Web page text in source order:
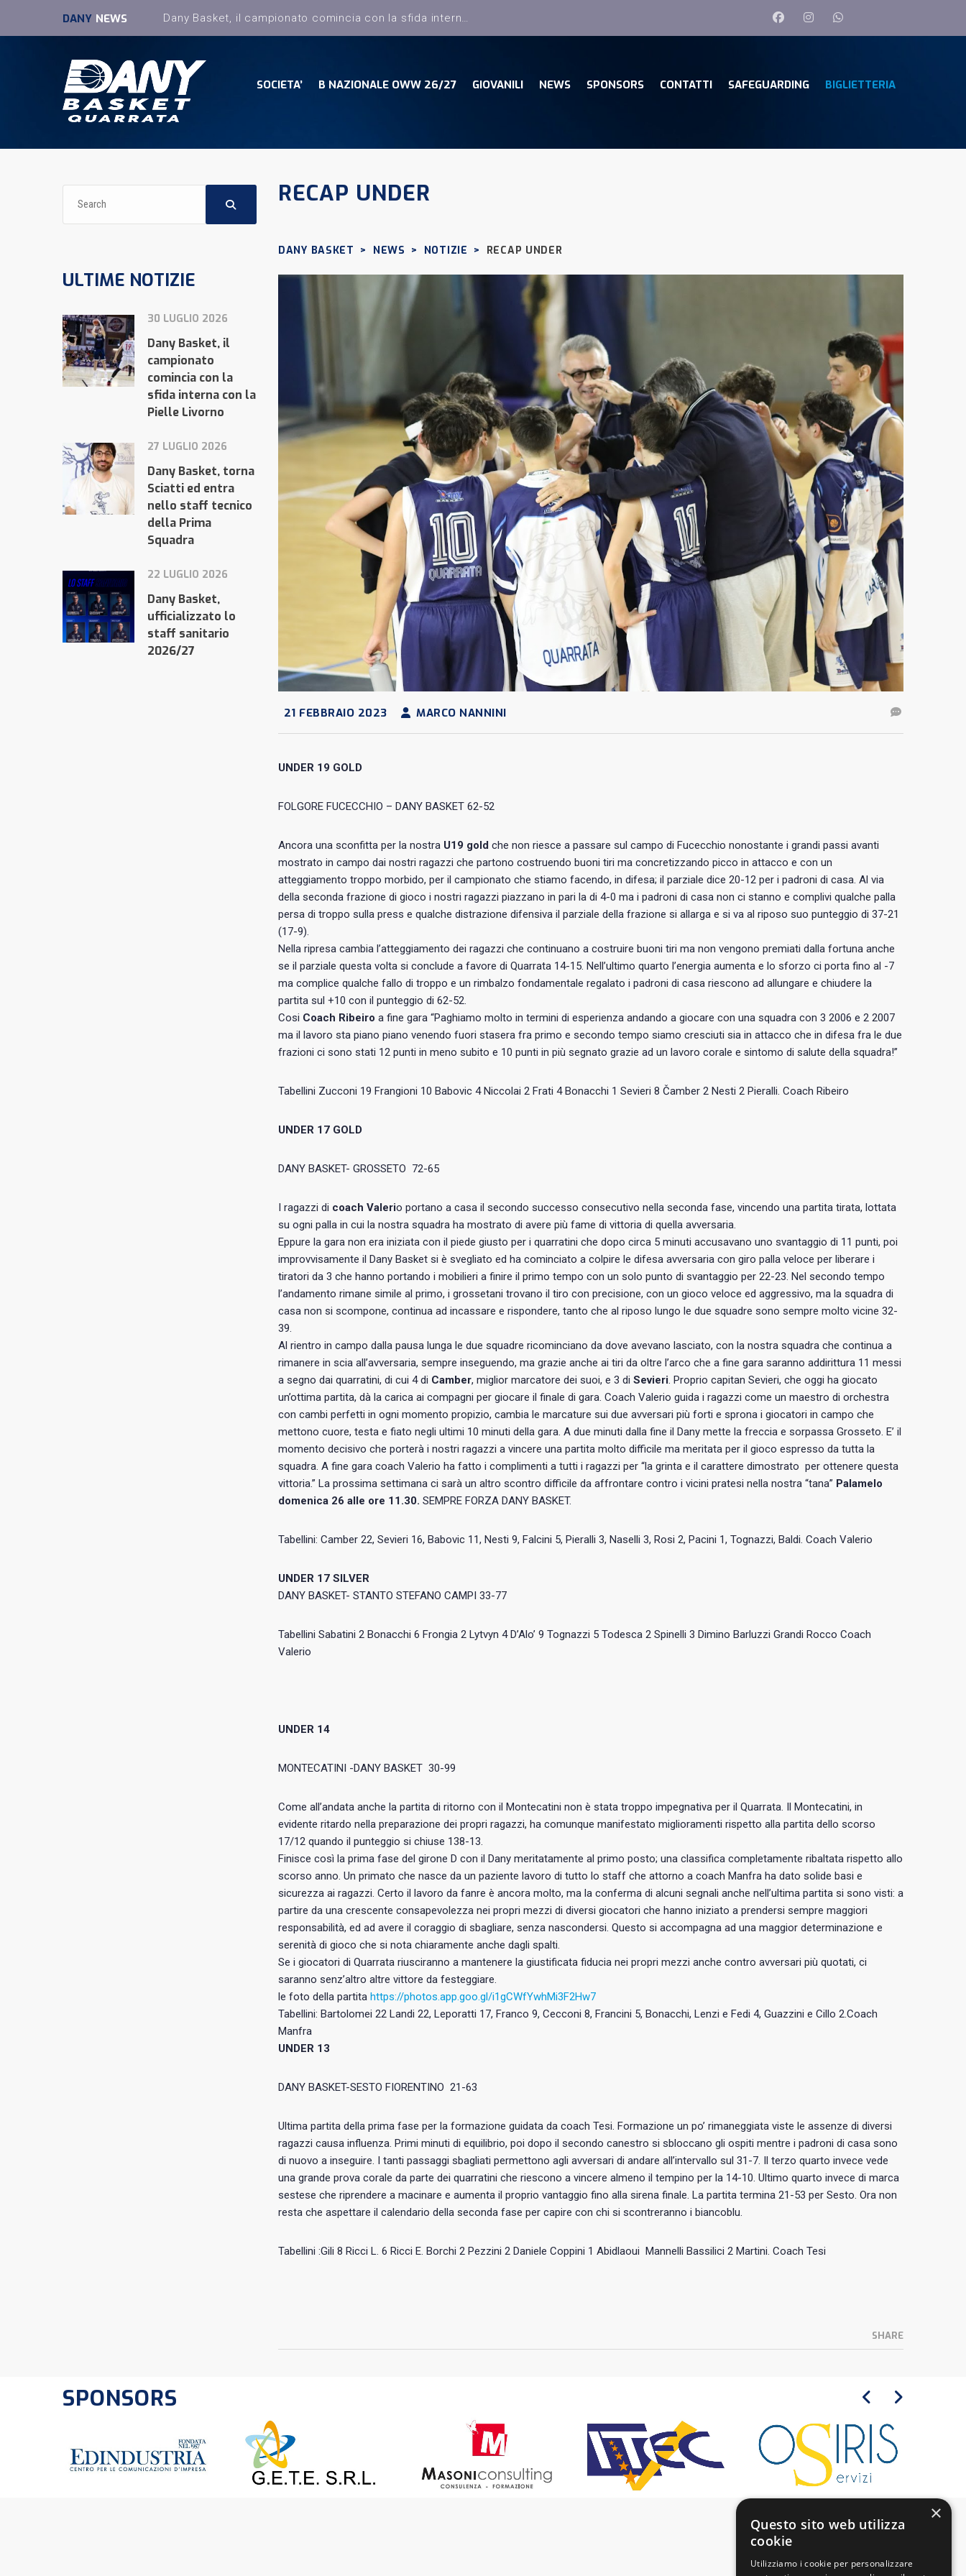
DANY NEWS
SOCIETA’ B NAZIONALE OWW 26/27 GIOVANILI NEWS SPONSORS CONTATTI SAFEGUARDING BIGLIETTERIA
RECAP UNDER
DANY BASKET > NEWS > NOTIZIE > RECAP UNDER
21 FEBBRAIO 2023 MARCO NANNINI
UNDER 19 GOLD
FOLGORE FUCECCHIO – DANY BASKET 62-52
Ancora una sconfitta per la nostra U19 gold che non riesce a passare sul campo di Fucecchio nonostante i grandi passi avanti
mostrato in campo dai nostri ragazzi che partono costruendo buoni tiri ma concretizzando picco in attacco e con un
atteggiamento troppo morbido, per il campionato che stiamo facendo, in difesa; il parziale dice 20-12 per i padroni di casa. Al via
della seconda frazione di gioco i nostri ragazzi piazzano in pari la di 4-0 ma i padroni di casa non ci stanno e complivi qualche palla
persa di troppo sulla press e qualche distrazione difensiva il parziale della frazione si allarga e si va al riposo suo punteggio di 37-21
(17-9).
Nella ripresa cambia l’atteggiamento dei ragazzi che continuano a costruire buoni tiri ma non vengono premiati dalla fortuna anche
se il parziale questa volta si conclude a favore di Quarrata 14-15. Nell’ultimo quarto l’energia aumenta e lo sforzo ci porta fino al -7
ma complice qualche fallo di troppo e un rimbalzo fondamentale regalato i padroni di casa riescono ad allungare e chiudere la
partita sul +10 con il punteggio di 62-52.
Cosi Coach Ribeiro a fine gara “Paghiamo molto in termini di esperienza andando a giocare con una squadra con 3 2006 e 2 2007
ma il lavoro sta piano piano venendo fuori stasera fra primo e secondo tempo siamo cresciuti sia in attacco che in difesa fra le due
frazioni ci sono stati 12 punti in meno subito e 10 punti in più segnato grazie ad un lavoro corale e sintomo di salute della squadra!”
Tabellini Zucconi 19 Frangioni 10 Babovic 4 Niccolai 2 Frati 4 Bonacchi 1 Sevieri 8 Čamber 2 Nesti 2 Pieralli. Coach Ribeiro
UNDER 17 GOLD
DANY BASKET- GROSSETO 72-65
I ragazzi di coach Valerio portano a casa il secondo successo consecutivo nella seconda fase, vincendo una partita tirata, lottata
su ogni palla in cui la nostra squadra ha mostrato di avere più fame di vittoria di quella avversaria.
Eppure la gara non era iniziata con il piede giusto per i quarratini che dopo circa 5 minuti accusavano uno svantaggio di 11 punti, poi
improvvisamente il Dany Basket si è svegliato ed ha cominciato a colpire le difesa avversaria con giro palla veloce per liberare i
tiratori da 3 che hanno portando i mobilieri a finire il primo tempo con un solo punto di svantaggio per 22-23. Nel secondo tempo
l’andamento rimane simile al primo, i grossetani trovano il tiro con precisione, con un gioco veloce ed aggressivo, ma la squadra di
casa non si scompone, continua ad incassare e rispondere, tanto che al riposo lungo le due squadre sono sempre molto vicine 32-
39.
Al rientro in campo dalla pausa lunga le due squadre ricominciano da dove avevano lasciato, con la nostra squadra che continua a
rimanere in scia all’avversaria, sempre inseguendo, ma grazie anche ai tiri da oltre l’arco che a fine gara saranno addirittura 11 messi
a segno dai quarratini, di cui 4 di Camber, miglior marcatore dei suoi, e 3 di Sevieri. Proprio capitan Sevieri, che oggi ha giocato
un’ottima partita, dà la carica ai compagni per giocare il finale di gara. Coach Valerio guida i ragazzi come un maestro di orchestra
con cambi perfetti in ogni momento propizio, cambia le marcature sui due avversari più forti e sprona i giocatori in campo che
mettono cuore, testa e fiato negli ultimi 10 minuti della gara. A due minuti dalla fine il Dany mette la freccia e sorpassa Grosseto. E’ il
momento decisivo che porterà i nostri ragazzi a vincere una partita molto difficile ma meritata per il gioco espresso da tutta la
squadra. A fine gara coach Valerio ha fatto i complimenti a tutti i ragazzi per “la grinta e il carattere dimostrato per ottenere questa
vittoria.” La prossima settimana ci sarà un altro scontro difficile da affrontare contro i vicini pratesi nella nostra “tana” Palamelo
domenica 26 alle ore 11.30. SEMPRE FORZA DANY BASKET.
Tabellini: Camber 22, Sevieri 16, Babovic 11, Nesti 9, Falcini 5, Pieralli 3, Naselli 3, Rosi 2, Pacini 1, Tognazzi, Baldi. Coach Valerio
UNDER 17 SILVER
DANY BASKET- STANTO STEFANO CAMPI 33-77
Tabellini Sabatini 2 Bonacchi 6 Frongia 2 Lytvyn 4 D’Alo’ 9 Tognazzi 5 Todesca 2 Spinelli 3 Dimino Barluzzi Grandi Rocco Coach
Valerio
UNDER 14
MONTECATINI -DANY BASKET 30-99
Come all’andata anche la partita di ritorno con il Montecatini non è stata troppo impegnativa per il Quarrata. Il Montecatini, in
evidente ritardo nella preparazione dei propri ragazzi, ha comunque manifestato miglioramenti rispetto alla partita dello scorso
17/12 quando il punteggio si chiuse 138-13.
Finisce così la prima fase del girone D con il Dany meritatamente al primo posto; una classifica completamente ribaltata rispetto allo
scorso anno. Un primato che nasce da un paziente lavoro di tutto lo staff che attorno a coach Manfra ha dato solide basi e
sicurezza ai ragazzi. Certo il lavoro da fanre è ancora molto, ma la conferma di alcuni segnali anche nell’ultima partita si sono visti: a
partire da una crescente consapevolezza nei propri mezzi di diversi giocatori che hanno iniziato a prendersi sempre maggiori
responsabilità, ed ad avere il coraggio di sbagliare, senza nascondersi. Questo si accompagna ad una maggior determinazione e
serenità di gioco che si nota chiaramente anche dagli spalti.
Se i giocatori di Quarrata riusciranno a mantenere la giustificata fiducia nei propri mezzi anche contro avversari più quotati, ci
saranno senz’altro altre vittore da festeggiare.
le foto della partita https://photos.app.goo.gl/i1gCWfYwhMi3F2Hw7
Tabellini: Bartolomei 22 Landi 22, Leporatti 17, Franco 9, Cecconi 8, Francini 5, Bonacchi, Lenzi e Fedi 4, Guazzini e Cillo 2.Coach
Manfra
UNDER 13
DANY BASKET-SESTO FIORENTINO 21-63
Ultima partita della prima fase per la formazione guidata da coach Tesi. Formazione un po’ rimaneggiata viste le assenze di diversi
ragazzi causa influenza. Primi minuti di equilibrio, poi dopo il secondo canestro si sbloccano gli ospiti mentre i padroni di casa sono
di nuovo a inseguire. I tanti passaggi sbagliati permettono agli avversari di andare all’intervallo sul 31-7. Il terzo quarto invece vede
una grande prova corale da parte dei quarratini che riescono a vincere almeno il tempino per la 14-10. Ultimo quarto invece di marca
sestese che riprendere a macinare e aumenta il proprio vantaggio fino alla sirena finale. La partita termina 21-53 per Sesto. Ora non
resta che aspettare il calendario della seconda fase per capire con chi si scontreranno i biancoblu.
Tabellini :Gili 8 Ricci L. 6 Ricci E. Borchi 2 Pezzini 2 Daniele Coppini 1 Abidlaoui Mannelli Bassilici 2 Martini. Coach Tesi
SHARE
ULTIME NOTIZIE
30 LUGLIO 2026
Dany Basket, il
campionato
comincia con la
sfida interna con la
Pielle Livorno
27 LUGLIO 2026
Dany Basket, torna
Sciatti ed entra
nello staff tecnico
della Prima
Squadra
22 LUGLIO 2026
Dany Basket,
ufficializzato lo
staff sanitario
2026/27
SPONSORS
×
Questo sito web utilizza
cookie
Utilizziamo i cookie per personalizzare